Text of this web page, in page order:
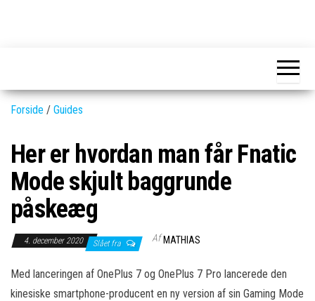
nyeste
Forside / Guides
Her er hvordan man får Fnatic
Mode skjult baggrunde
påskeæg
4. december 2020 Slået fra Af MATHIAS
Med lanceringen af OnePlus 7 og OnePlus 7 Pro lancerede den
kinesiske smartphone-producent en ny version af sin Gaming Mode